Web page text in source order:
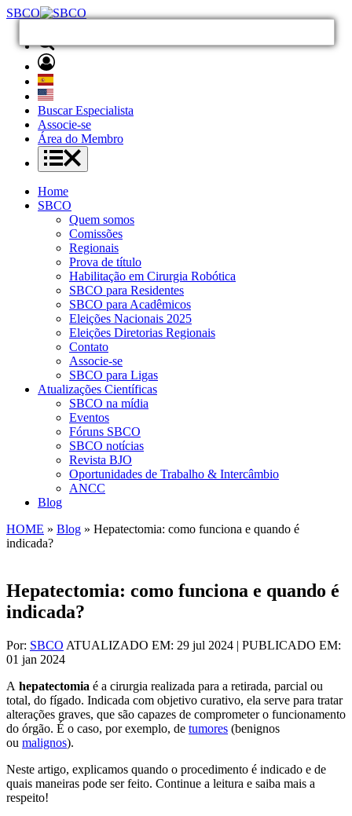
SBCO
Buscar Especialista
Associe-se
Área do Membro
Home
SBCO
Quem somos
Comissões
Regionais
Prova de título
Habilitação em Cirurgia Robótica
SBCO para Residentes
SBCO para Acadêmicos
Eleições Nacionais 2025
Eleições Diretorias Regionais
Contato
Associe-se
SBCO para Ligas
Atualizações Científicas
SBCO na mídia
Eventos
Fóruns SBCO
SBCO notícias
Revista BJO
Oportunidades de Trabalho & Intercâmbio
ANCC
Blog
HOME » Blog » Hepatectomia: como funciona e quando é
indicada?
Hepatectomia: como funciona e quando é
indicada?
Por: SBCO ATUALIZADO EM: 29 jul 2024 | PUBLICADO EM:
01 jan 2024
A hepatectomia é a cirurgia realizada para a retirada, parcial ou
total, do fígado. Indicada com objetivo curativo, ela serve para tratar
alterações graves, que são capazes de comprometer o funcionamento
do órgão. É o caso, por exemplo, de tumores (benignos
ou malignos).
Neste artigo, explicamos quando o procedimento é indicado e de
quais maneiras pode ser feito. Continue a leitura e saiba mais a
respeito!